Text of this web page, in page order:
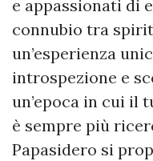
e appassionati di
connubio tra
un’esperienza
introspezione e
un’epoca in cui il
è sempre più
Papasidero si